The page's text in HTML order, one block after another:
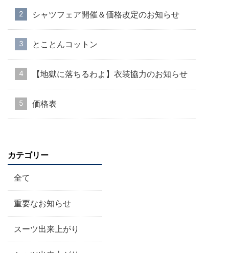
シャツフェア開催＆価格改定のお知らせ
とことんコットン
【地獄に落ちるわよ】衣装協力のお知らせ
価格表
カテゴリー
全て
重要なお知らせ
スーツ出来上がり